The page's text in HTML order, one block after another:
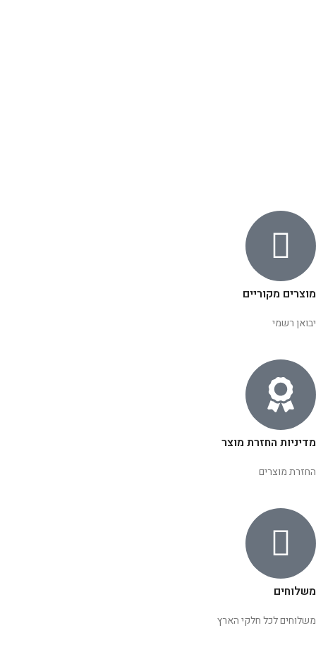
מוצרים מקוריים
יבואן רשמי
מדיניות החזרת מוצר
החזרת מוצרים
משלוחים
משלוחים לכל חלקי הארץ